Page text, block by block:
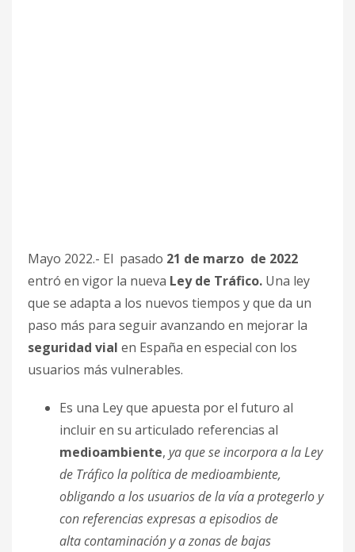
Mayo 2022.- El pasado 21 de marzo de 2022
entró en vigor la nueva Ley de Tráfico. Una ley
que se adapta a los nuevos tiempos y que da un
paso más para seguir avanzando en mejorar la
seguridad vial en España en especial con los
usuarios más vulnerables.
Es una Ley que apuesta por el futuro al
incluir en su articulado referencias al
medioambiente, ya que se incorpora a la Ley
de Tráfico la política de medioambiente,
obligando a los usuarios de la vía a protegerlo y
con referencias expresas a episodios de
alta contaminación y a zonas de bajas